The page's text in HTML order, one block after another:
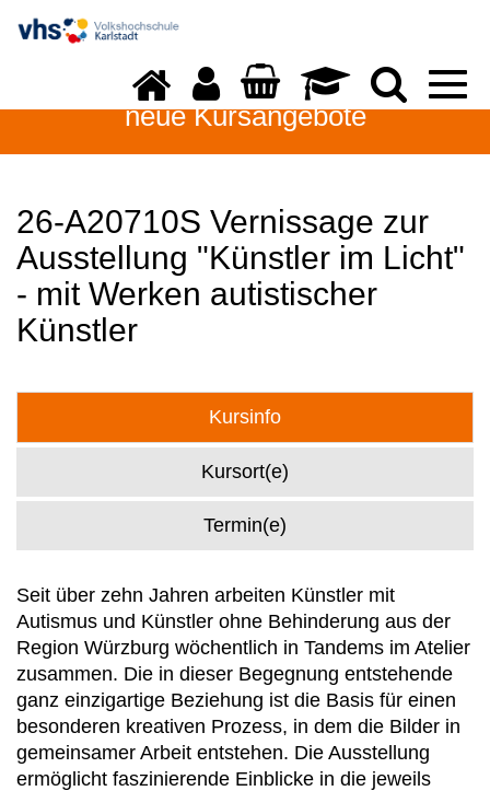
neue Kursangebote
26-A20710S Vernissage zur
Ausstellung "Künstler im Licht"
- mit Werken autistischer
Künstler
Kursinfo
Kursort(e)
Termin(e)
Seit über zehn Jahren arbeiten Künstler mit
Autismus und Künstler ohne Behinderung aus der
Region Würzburg wöchentlich in Tandems im Atelier
zusammen. Die in dieser Begegnung entstehende
ganz einzigartige Beziehung ist die Basis für einen
besonderen kreativen Prozess, in dem die Bilder in
gemeinsamer Arbeit entstehen. Die Ausstellung
ermöglicht faszinierende Einblicke in die jeweils